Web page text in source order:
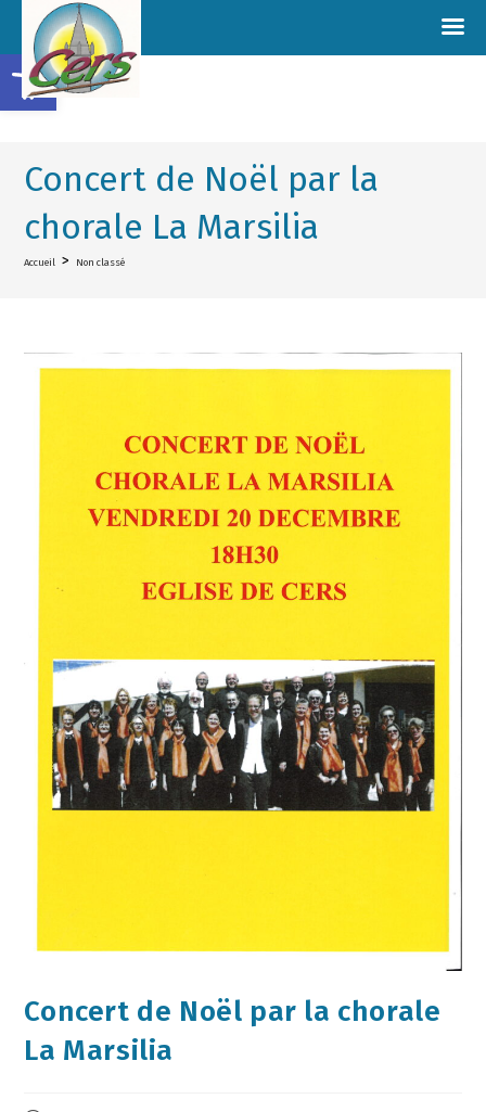
Concert de Noël par la
chorale La Marsilia
Accueil > Non classé
Concert de Noël par la chorale
La Marsilia
Ouvrir la barre d’outils